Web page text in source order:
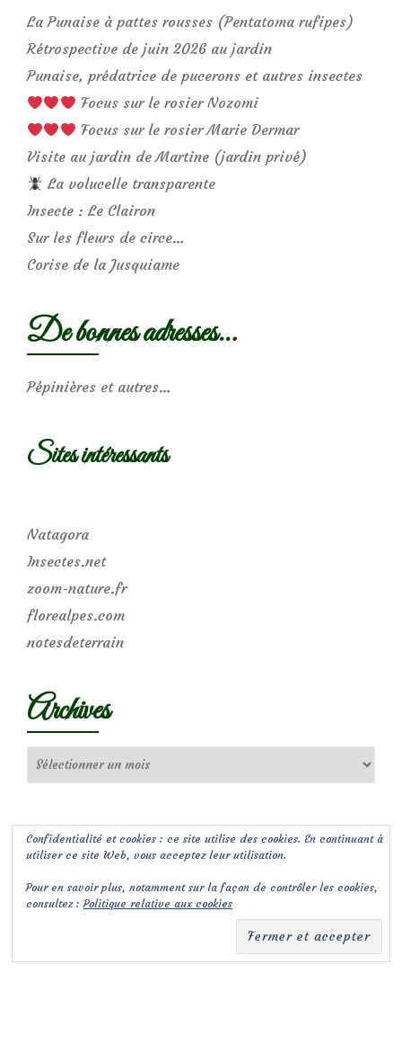
La Punaise à pattes rousses (Pentatoma rufipes)
Rétrospective de juin 2026 au jardin
Punaise, prédatrice de pucerons et autres insectes
Focus sur le rosier Nozomi
Focus sur le rosier Marie Dermar
Visite au jardin de Martine (jardin privé)
La volucelle transparente
Insecte : Le Clairon
Sur les fleurs de circe…
Corise de la Jusquiame
De bonnes adresses…
Pépinières et autres…
Sites intéressants
Natagora
Insectes.net
zoom-nature.fr
florealpes.com
notesdeterrain
Archives
Confidentialité et cookies : ce site utilise des cookies. En continuant à
utiliser ce site Web, vous acceptez leur utilisation.
Pour en savoir plus, notamment sur la façon de contrôler les cookies,
consultez :Politique relative aux cookies